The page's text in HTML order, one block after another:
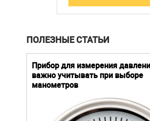
ПОЛЕЗНЫЕ СТАТЬИ
Прибор для измерения
важно учитывать при выборе
манометров